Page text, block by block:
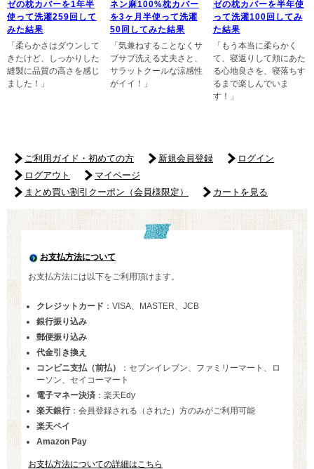
ゼの枕カバーを1年半
使って洗濯259回して
みた結果
「柔らかさはダウンして
きたけど、しっかりした
縫製に品質の高さを感じ
ました！」
ネン麻100%枕カバー
を3ヶ月半使って洗濯
50回してみた結果
「気兼ねすることなくサ
ブサブ洗える丈夫さと、
サラットクールな涼感性
がイイ！」
ゼの枕カバーを半年使
って洗濯100回してみ
た結果
「もう本当に柔らかく
て、寝返りして頬にあた
る心地良さを、寝落ちす
るまで楽しんでいま
す！」
ご利用ガイド・初めての方 新規会員登録
ログイン
ログアウト
マイページ
まとめ買い割引クーポン（会員様限定）
カートを見る
お支払方法について
お支払方法には以下をご利用頂けます。
クレジットカード ：VISA、MASTER、JCB
銀行振り込み
郵便振り込み
代金引き換え
コンビニ支払（前払）
：セブンイレブン、ファミリーマート、ロ
ーソン、セイコーマート
電子マネー決済：楽天Edy
楽天銀行：会員登録される（された）方のみがご利用可能
楽天ペイ
Amazon Pay
お支払方法についての詳細はこちら